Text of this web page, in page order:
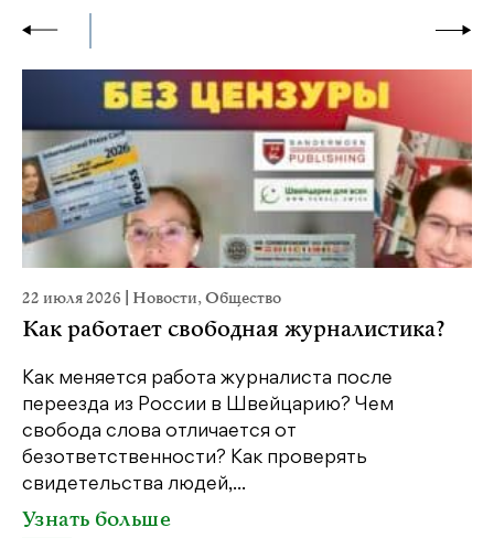
22 июля 2026 Новости,Общество
Как работает свободная журналистика?
Как меняется работа журналиста после
переезда из России в Швейцарию? Чем
свобода слова отличается от
безответственности? Как проверять
свидетельства людей,...
Узнать больше